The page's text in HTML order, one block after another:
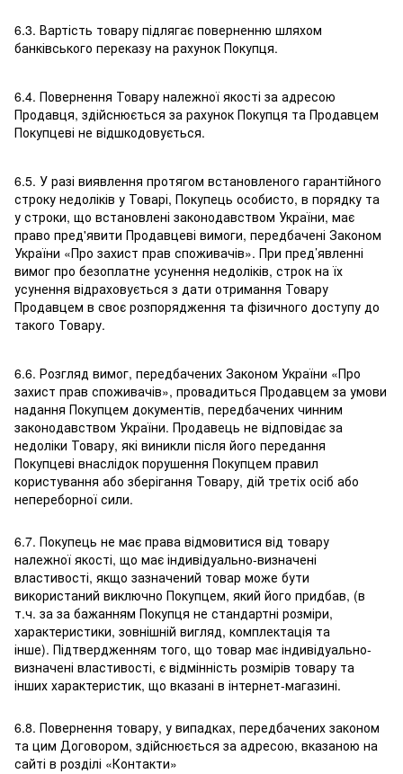
6.3. Вартість товару підлягає поверненню шляхом
банківського переказу на рахунок Покупця.
6.4. Повернення Товару належної якості за адресою
Продавця, здійснюється за рахунок Покупця та Продавцем
Покупцеві не відшкодовується.
6.5. У разі виявлення протягом встановленого гарантійного
строку недоліків у Товарі, Покупець особисто, в порядку та
у строки, що встановлені законодавством України, має
право пред'явити Продавцеві вимоги, передбачені Законом
України «Про захист прав споживачів». При пред’явленні
вимог про безоплатне усунення недоліків, строк на їх
усунення відраховується з дати отримання Товару
Продавцем в своє розпорядження та фізичного доступу до
такого Товару.
6.6. Розгляд вимог, передбачених Законом України «Про
захист прав споживачів», провадиться Продавцем за умови
надання Покупцем документів, передбачених чинним
законодавством України. Продавець не відповідає за
недоліки Товару, які виникли після його передання
Покупцеві внаслідок порушення Покупцем правил
користування або зберігання Товару, дій третіх осіб або
непереборної сили.
6.7. Покупець не має права відмовитися від товару
належної якості, що має індивідуально-визначені
властивості, якщо зазначений товар може бути
використаний виключно Покупцем, який його придбав, (в
т.ч. за за бажанням Покупця не стандартні розміри,
характеристики, зовнішній вигляд, комплектація та
інше). Підтвердженням того, що товар має індивідуально-
визначені властивості, є відмінність розмірів товару та
інших характеристик, що вказані в інтернет-магазині.
6.8. Повернення товару, у випадках, передбачених законом
та цим Договором, здійснюється за адресою, вказаною на
сайті в розділі «Контакти»